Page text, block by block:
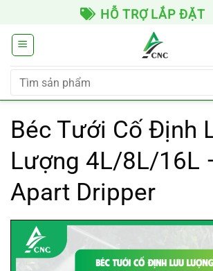
dung
Tìm
Béc Tưới Cố Định
Lượng 4L/8L/16L
Apart Dripper